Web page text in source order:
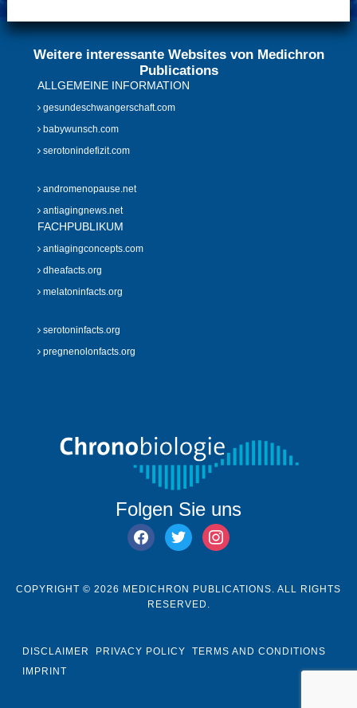
Weitere interessante Websites von Medichron
Publications
ALLGEMEINE INFORMATION
gesundeschwangerschaft.com
babywunsch.com
serotonindefizit.com
andromenopause.net
antiagingnews.net
FACHPUBLIKUM
antiagingconcepts.com
dheafacts.org
melatoninfacts.org
serotoninfacts.org
pregnenolonfacts.org
Folgen Sie uns
facebook
twitter instagram
COPYRIGHT © 2026 MEDICHRON PUBLICATIONS. ALL RIGHTS
RESERVED.
DISCLAIMER PRIVACY POLICY
TERMS AND CONDITIONS
IMPRINT